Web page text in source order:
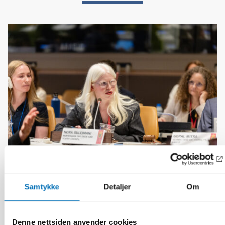
Samtykke Detaljer Om
Denne nettsiden anvender cookies
FUNKSJONSHINDER
17 jun 2026